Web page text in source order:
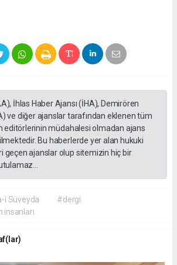
İhlas Haber Ajansı (İHA), Demirören
ve diğer ajanslar tarafından eklenen tüm
editörlerinin müdahalesi olmadan ajans
Bu haberlerde yer alan hukuki
geçen ajanslar olup sitemizin hiç bir
i Süveyda
#dergi